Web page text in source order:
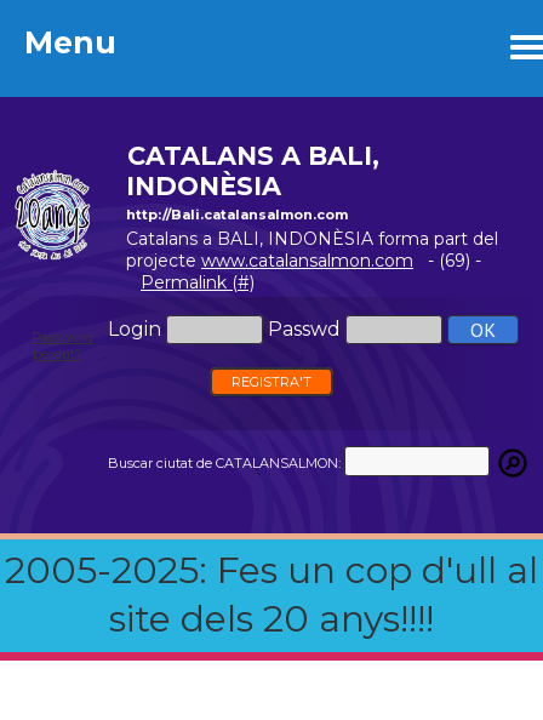
Menu
CATALANS A BALI,
INDONÈSIA
http://Bali.catalansalmon.com
Catalans a BALI, INDONÈSIA forma part del
projecte www.catalansalmon.com - (69) -
Permalink (#)
Login Passwd
Password
perdut?
REGISTRA'T
Buscar ciutat de CATALANSALMON:
2005-2025: Fes un cop d'ull al
site dels 20 anys!!!!
Menu